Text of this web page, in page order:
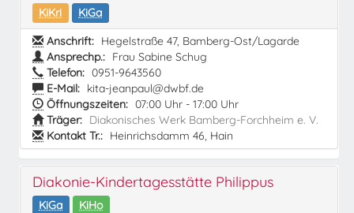
KiKri
KiGa
Anschrift: Hegelstraße 47, Bamberg-Ost/Lagarde
Ansprechp.: Frau Sabine Schug
Telefon: 0951-9643560
E-Mail: kita-jeanpaul@dwbf.de
Öffnungszeiten: 07:00 Uhr - 17:00 Uhr
Träger: Diakonisches Werk Bamberg-Forchheim e. V.
Kontakt Tr.: Heinrichsdamm 46, Hain
Diakonie-Kindertagesstätte Philippus
KiGa
KiHo